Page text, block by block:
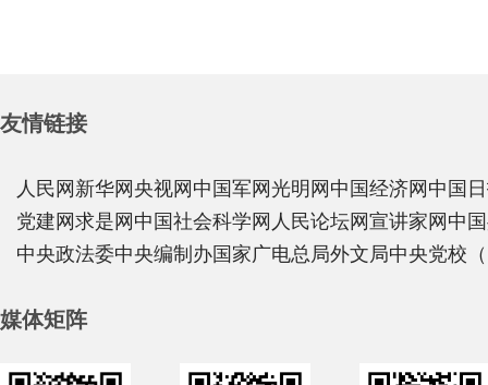
友情链接
人民网 新华网 央视网 中国军网 光明网 中国经济网 中国
党建网 求是网 中国社会科学网 人民论坛网 宣讲家网 中
中央政法委中央编制办国家广电总局外文局中央党校
媒体矩阵